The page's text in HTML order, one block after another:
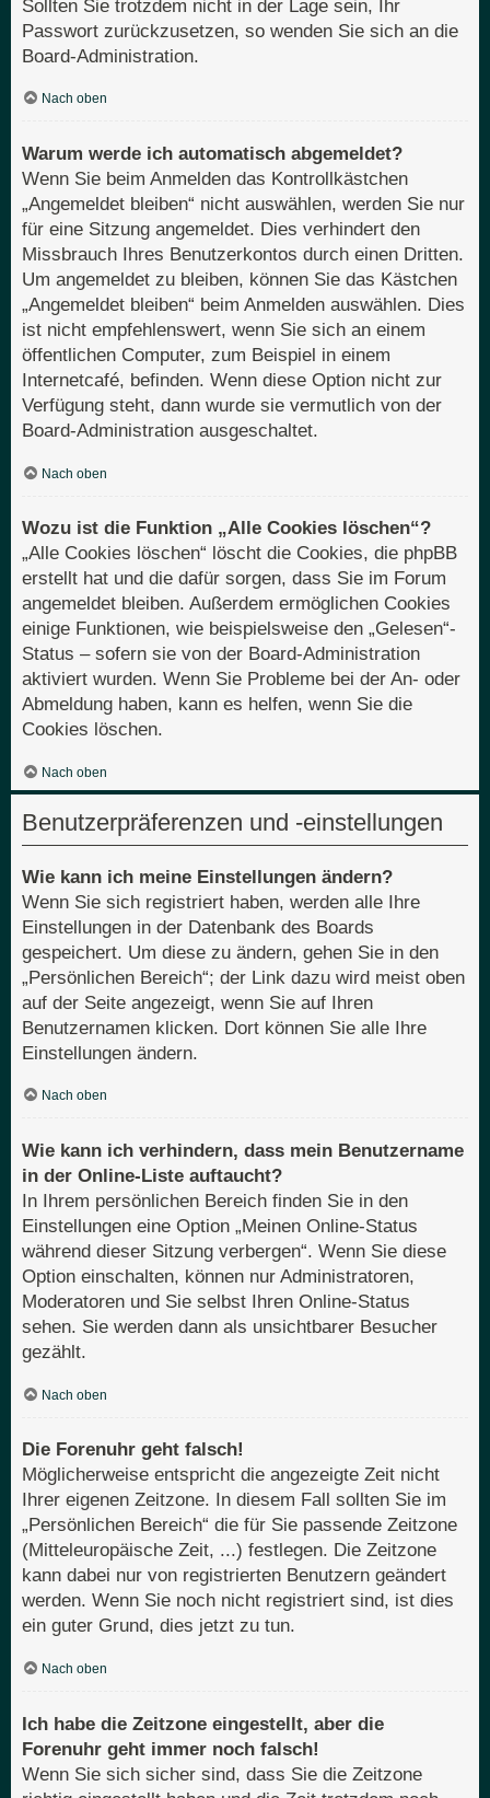
Sollten Sie trotzdem nicht in der Lage sein, Ihr
Passwort zurückzusetzen, so wenden Sie sich an die
Board-Administration.
Nach oben
Warum werde ich automatisch abgemeldet?
Wenn Sie beim Anmelden das Kontrollkästchen
„Angemeldet bleiben“ nicht auswählen, werden Sie nur
für eine Sitzung angemeldet. Dies verhindert den
Missbrauch Ihres Benutzerkontos durch einen Dritten.
Um angemeldet zu bleiben, können Sie das Kästchen
„Angemeldet bleiben“ beim Anmelden auswählen. Dies
ist nicht empfehlenswert, wenn Sie sich an einem
öffentlichen Computer, zum Beispiel in einem
Internetcafé, befinden. Wenn diese Option nicht zur
Verfügung steht, dann wurde sie vermutlich von der
Board-Administration ausgeschaltet.
Nach oben
Wozu ist die Funktion „Alle Cookies löschen“?
„Alle Cookies löschen“ löscht die Cookies, die phpBB
erstellt hat und die dafür sorgen, dass Sie im Forum
angemeldet bleiben. Außerdem ermöglichen Cookies
einige Funktionen, wie beispielsweise den „Gelesen“-
Status – sofern sie von der Board-Administration
aktiviert wurden. Wenn Sie Probleme bei der An- oder
Abmeldung haben, kann es helfen, wenn Sie die
Cookies löschen.
Nach oben
Benutzerpräferenzen und -einstellungen
Wie kann ich meine Einstellungen ändern?
Wenn Sie sich registriert haben, werden alle Ihre
Einstellungen in der Datenbank des Boards
gespeichert. Um diese zu ändern, gehen Sie in den
„Persönlichen Bereich“; der Link dazu wird meist oben
auf der Seite angezeigt, wenn Sie auf Ihren
Benutzernamen klicken. Dort können Sie alle Ihre
Einstellungen ändern.
Nach oben
Wie kann ich verhindern, dass mein Benutzername
in der Online-Liste auftaucht?
In Ihrem persönlichen Bereich finden Sie in den
Einstellungen eine Option „Meinen Online-Status
während dieser Sitzung verbergen“. Wenn Sie diese
Option einschalten, können nur Administratoren,
Moderatoren und Sie selbst Ihren Online-Status
sehen. Sie werden dann als unsichtbarer Besucher
gezählt.
Nach oben
Die Forenuhr geht falsch!
Möglicherweise entspricht die angezeigte Zeit nicht
Ihrer eigenen Zeitzone. In diesem Fall sollten Sie im
„Persönlichen Bereich“ die für Sie passende Zeitzone
(Mitteleuropäische Zeit, ...) festlegen. Die Zeitzone
kann dabei nur von registrierten Benutzern geändert
werden. Wenn Sie noch nicht registriert sind, ist dies
ein guter Grund, dies jetzt zu tun.
Nach oben
Ich habe die Zeitzone eingestellt, aber die
Forenuhr geht immer noch falsch!
Wenn Sie sich sicher sind, dass Sie die Zeitzone